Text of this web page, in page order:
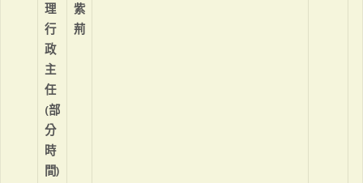
理
行
政
主
任
(部
分
時
間)
紫
荊